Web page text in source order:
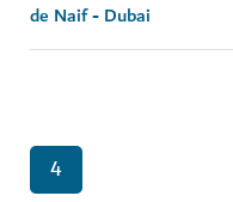
de Naif - Dubai
4